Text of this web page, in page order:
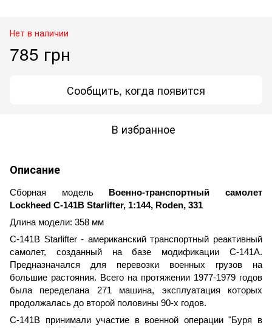
Нет в наличии
785 грн
Сообщить, когда появится
В избранное
Описание
Сборная модель Военно-транспортный самолет
Lockheed C-141B Starlifter, 1:144, Roden, 331
Длина модели: 358 мм
C-141B Starlifter - американский транспортный реактивный
самолет, созданный на базе модификации C-141A.
Предназначался для перевозки военных грузов на
большие растояния. Всего на протяжении 1977-1979 годов
была переделана 271 машина, эксплуатация которых
продолжалась до второй половины 90-х годов.
C-141B принимали участие в военной операции "Буря в